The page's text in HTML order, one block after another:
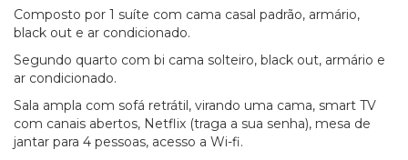
Composto por 1 suíte com cama casal padrão, armário,
black out e ar condicionado.
Segundo quarto com bi cama solteiro, black out, armário e
ar condicionado.
Sala ampla com sofá retrátil, virando uma cama, smart TV
com canais abertos, Netflix (traga a sua senha), mesa de
jantar para 4 pessoas, acesso a Wi-fi.